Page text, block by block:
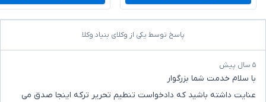
پاسخ توسط یکی از وکلای بنیاد وکلا
۵ سال پیش
با سلام خدمت شما بزرگوار
عنایت داشته باشید که دادخواست تنطیم تحریر ترکه اینجا صدق می